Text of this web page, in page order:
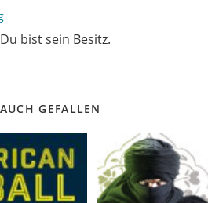
bist sein Besitz.
GEFALLEN